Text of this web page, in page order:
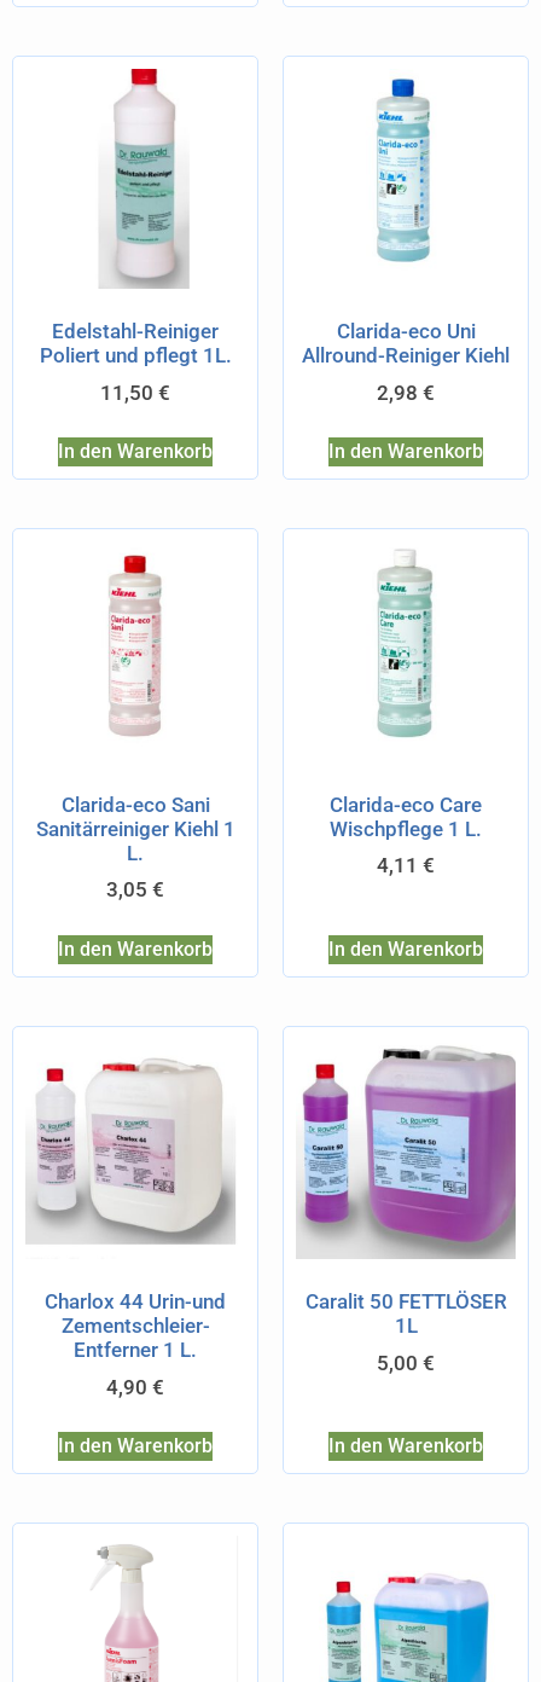
Edelstahl-Reiniger
Poliert und pflegt 1L.
11,50 €
In den Warenkorb
Clarida-eco Uni
Allround-Reiniger Kiehl
2,98 €
In den Warenkorb
Clarida-eco Sani
Sanitärreiniger Kiehl 1
L.
3,05 €
In den Warenkorb
Clarida-eco Care
Wischpflege 1 L.
4,11 €
In den Warenkorb
Charlox 44 Urin-und
Zementschleier-
Entferner 1 L.
4,90 €
In den Warenkorb
Caralit 50 FETTLÖSER
1L
5,00 €
In den Warenkorb